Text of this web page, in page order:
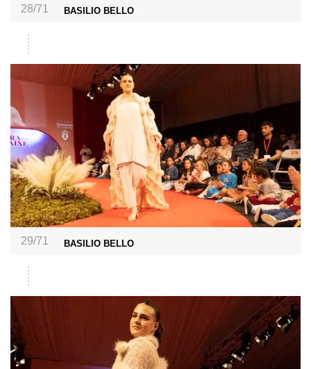
28/71 BASILIO BELLO
29/71 BASILIO BELLO